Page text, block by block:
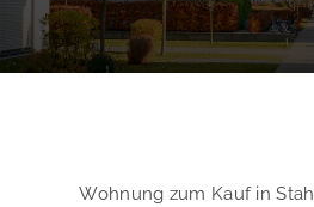
Wohnung zum Kauf in